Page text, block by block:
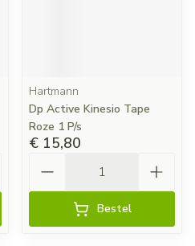
Hartmann
Dp Active Kinesio Tape
Roze 1 P/s
€ 15,80
Bestel